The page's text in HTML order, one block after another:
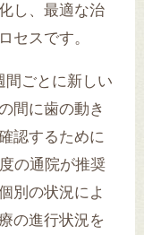
し、最適な治
セスです。
間ごとに新しい
間に歯の動き
認するために
の通院が推奨
別の状況によ
の進行状況を